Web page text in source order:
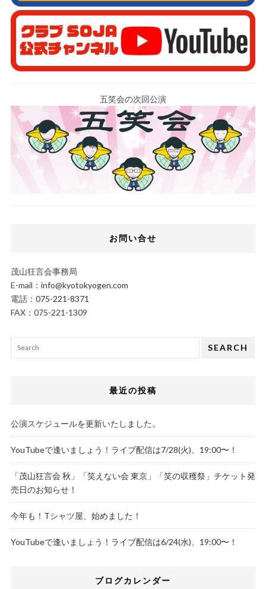
五笑会の次回公演
お問い合せ
茂山狂言会事務局
E-mail： info@kyotokyogen.com
電話： 075-221-8371
FAX：075-221-1309
SEARCH
最近の投稿
公演スケジュールを更新いたしました。
YouTubeで逢いましょう！ライブ配信は7/28(火)、19:00〜！
「茂山狂言会 秋」「笑えない会 東京」「笑の収穫祭」チケット発
売日のお知らせ！
今年も！Tシャツ屋、始めました！
YouTubeで逢いましょう！ライブ配信は6/24(水)、19:00〜！
ブログカレンダー